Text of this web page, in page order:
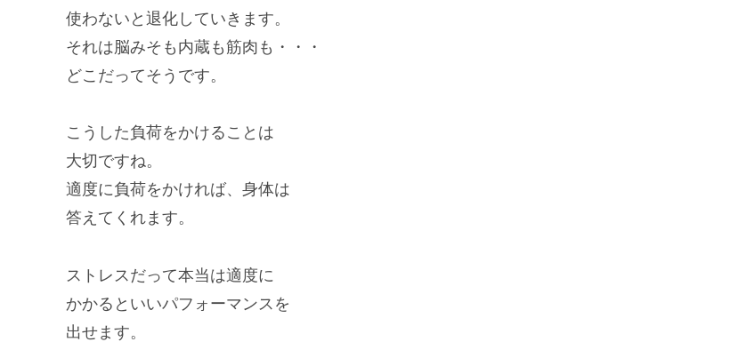
使わないと退化していきます。
それは脳みそも内蔵も筋肉も・・・
どこだってそうです。
こうした負荷をかけることは
大切ですね。
適度に負荷をかければ、身体は
答えてくれます。
ストレスだって本当は適度に
かかるといいパフォーマンスを
出せます。